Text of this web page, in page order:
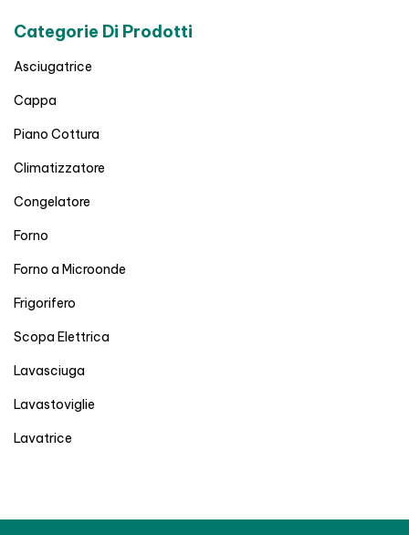
Categorie Di Prodotti
Asciugatrice
Cappa
Piano Cottura
Climatizzatore
Congelatore
Forno
Forno a Microonde
Frigorifero
Scopa Elettrica
Lavasciuga
Lavastoviglie
Lavatrice